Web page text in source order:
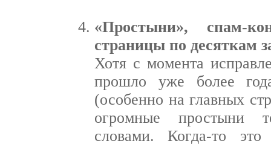
«Простыни», спам-
страницы по десяткам
Хотя с момента
прошло уже более
(особенно на главных
огромные простыни
словами. Когда-то